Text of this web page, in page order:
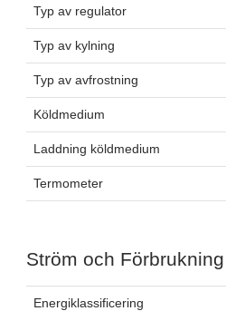
Typ av regulator
Typ av kylning
Typ av avfrostning
Köldmedium
Laddning köldmedium
Termometer
Ström och Förbrukning
Energiklassificering